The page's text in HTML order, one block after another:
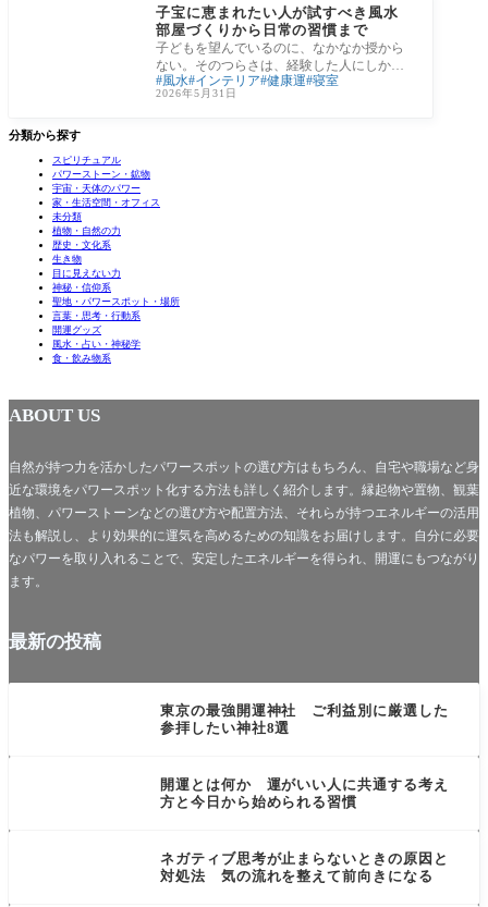
子宝に恵まれたい人が試すべき風水
部屋づくりから日常の習慣まで
子どもを望んでいるのに、なかなか授から
ない。そのつらさは、経験した人にしかわ
からない重さがあると思います。病院に通
い、体
風水 インテリア 健康運 寝室
2026年5月31日
分類から探す
スピリチュアル
パワーストーン・鉱物
宇宙・天体のパワー
家・生活空間・オフィス
未分類
植物・自然の力
歴史・文化系
生き物
目に見えない力
神秘・信仰系
聖地・パワースポット・場所
言葉・思考・行動系
開運グッズ
風水・占い・神秘学
食・飲み物系
ABOUT US
自然が持つ力を活かしたパワースポットの選び方はもちろん、自宅や職場など身
近な環境をパワースポット化する方法も詳しく紹介します。縁起物や置物、観葉
植物、パワーストーンなどの選び方や配置方法、それらが持つエネルギーの活用
法も解説し、より効果的に運気を高めるための知識をお届けします。自分に必要
なパワーを取り入れることで、安定したエネルギーを得られ、開運にもつながり
ます。
最新の投稿
未分類
東京の最強開運神社 ご利益別に厳選した
参拝したい神社8選
開運とは何か 運がいい人に共通する考え
方と今日から始められる習慣
ネガティブ思考が止まらないときの原因と
対処法 気の流れを整えて前向きになる